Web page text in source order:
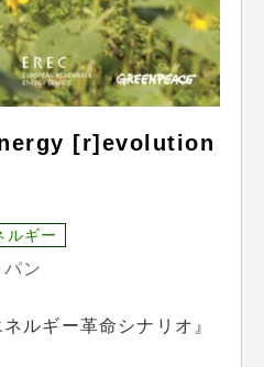
[r]evolution
ルギー
ン
ルギー革命シナリオ』